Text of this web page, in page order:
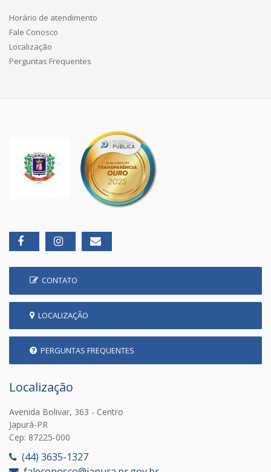
Horário de atendimento
Fale Conosco
Localização
Perguntas Frequentes
CONTATO
LOCALIZAÇÃO
PERGUNTAS FREQUENTES
Localização
Avenida Bolivar, 363 - Centro
Japurá-PR
Cep: 87225-000
(44) 3635-1327